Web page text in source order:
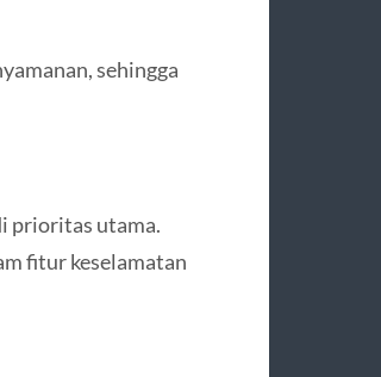
sehingga
prioritas utama.
fitur keselamatan